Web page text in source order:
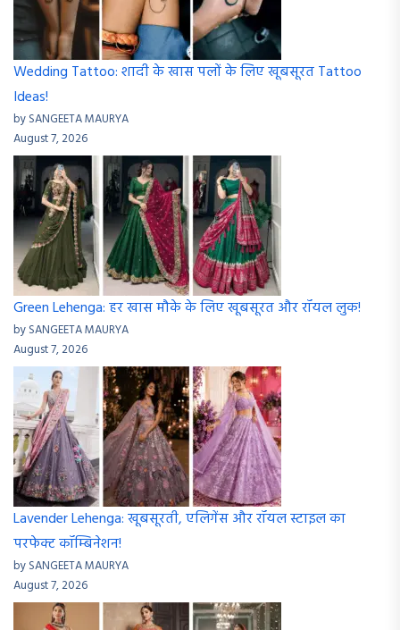
Wedding Tattoo: शादी के खास पलों के लिए खूबसूरत Tattoo
Ideas!
by SANGEETA MAURYA
August 7, 2026
Green Lehenga: हर खास मौके के लिए खूबसूरत और रॉयल लुक!
by SANGEETA MAURYA
August 7, 2026
Lavender Lehenga: खूबसूरती, एलिगेंस और रॉयल स्टाइल का
परफेक्ट कॉम्बिनेशन!
by SANGEETA MAURYA
August 7, 2026